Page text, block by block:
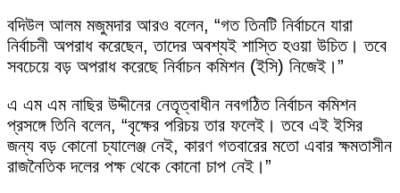
বদিউল আলম মজুমদার আরও বলেন, “গত তিনটি নির্বাচনে যারা
নির্বাচনী অপরাধ করেছেন, তাদের অবশ্যই শাস্তি হওয়া উচিত। তবে
সবচেয়ে বড় অপরাধ করেছে নির্বাচন কমিশন (ইসি) নিজেই।”
এ এম এম নাছির উদ্দীনের নেতৃত্বাধীন নবগঠিত নির্বাচন কমিশন
প্রসঙ্গে তিনি বলেন, “বৃক্ষের পরিচয় তার ফলেই। তবে এই ইসির
জন্য বড় কোনো চ্যালেঞ্জ নেই, কারণ গতবারের মতো এবার ক্ষমতাসীন
রাজনৈতিক দলের পক্ষ থেকে কোনো চাপ নেই।”